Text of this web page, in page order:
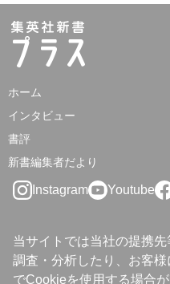
ホーム
インタビュー
書評
新書編集者だより
Instagram Youtube
当サイトでは当社の提携
調査・分析したり、お客
でCookieを使用する場合が